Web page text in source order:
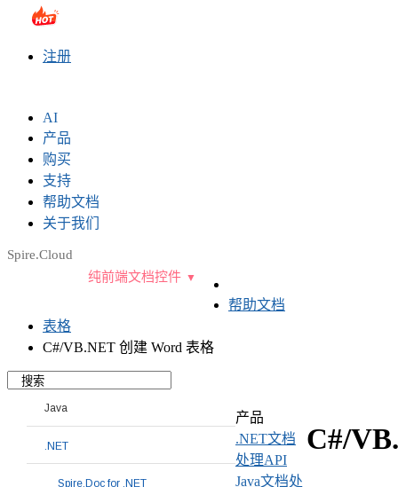
sales@e-iceblue.com
注册
AI
产品
购买
支持
帮助文档
关于我们
Spire.Cloud
纯前端文档控件
帮助文档
表格
C#/VB.NET 创建 Word 表格
C#/
Java
.NET
Spire.Doc for .NET
产品
.NET文档
处理API
Java文档处